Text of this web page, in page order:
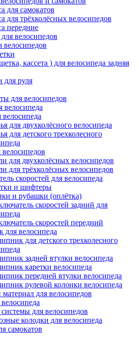
для самокатов
для трёхколёсных велосипедов
передние
велосипедов
кассета ) для велосипеда задняя
для руля
для велосипедов
велосипеда
для двухколёсного велосипеда
для детского трехколесного
для двухколёсных велосипедов
для трёхколёсных велосипедов
скоростей для велосипеда
и шифтеры
и рубашки (оплётка)
скоростей задний для
скоростей передний
велосипеда
для детского трехколесного
задней втулки велосипеда
каретки велосипеда
передней втулки велосипеда
рулевой колонки велосипеда
для велосипедов
для велосипедов
колодки для велосипеда
самокатов